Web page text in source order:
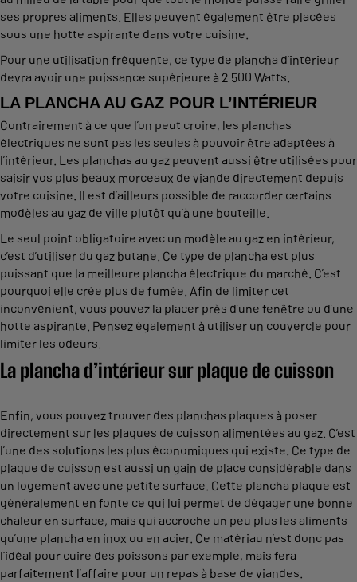
ses propres aliments. Elles peuvent également être placées
sous une hotte aspirante dans votre cuisine.
Pour une utilisation fréquente, ce type de plancha d’intérieur
devra avoir une puissance supérieure à 2 500 Watts.
LA PLANCHA AU GAZ POUR L’INTÉRIEUR
Contrairement à ce que l’on peut croire, les planchas
électriques ne sont pas les seules à pouvoir être adaptées à
l’intérieur. Les planchas au gaz peuvent aussi être utilisées pour
saisir vos plus beaux morceaux de viande directement depuis
votre cuisine. Il est d’ailleurs possible de raccorder certains
modèles au gaz de ville plutôt qu’à une bouteille.
Le seul point obligatoire avec un modèle au gaz en intérieur,
c’est d’utiliser du gaz butane. Ce type de plancha est plus
puissant que la meilleure plancha électrique du marché. C’est
pourquoi elle crée plus de fumée. Afin de limiter cet
inconvénient, vous pouvez la placer près d’une fenêtre ou d’une
hotte aspirante. Pensez également à utiliser un couvercle pour
limiter les odeurs.
La plancha d’intérieur sur plaque de cuisson
Enfin, vous pouvez trouver des planchas plaques à poser
directement sur les plaques de cuisson alimentées au gaz. C’est
l’une des solutions les plus économiques qui existe. Ce type de
plaque de cuisson est aussi un gain de place considérable dans
un logement avec une petite surface. Cette plancha plaque est
généralement en fonte ce qui lui permet de dégager une bonne
chaleur en surface, mais qui accroche un peu plus les aliments
qu’une plancha en inox ou en acier. Ce matériau n’est donc pas
l’idéal pour cuire des poissons par exemple, mais fera
parfaitement l’affaire pour un repas à base de viandes.